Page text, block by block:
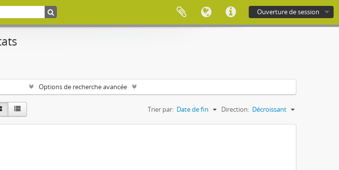
Ouverture de session
Options de recherche avancée
Trier par: Date de fin Direction: Décroissant